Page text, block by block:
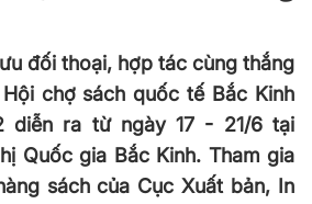
đối thoại, hợp tác cùng thắng
chợ sách quốc tế Bắc Kinh
diễn ra từ ngày 17 - 21/6 tại
Quốc gia Bắc Kinh. Tham gia
sách của Cục Xuất bản, In